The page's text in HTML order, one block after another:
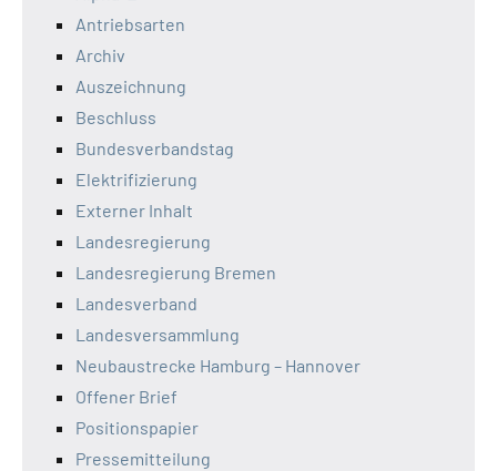
Antriebsarten
Archiv
Auszeichnung
Beschluss
Bundesverbandstag
Elektrifizierung
Externer Inhalt
Landesregierung
Landesregierung Bremen
Landesverband
Landesversammlung
Neubaustrecke Hamburg – Hannover
Offener Brief
Positionspapier
Pressemitteilung